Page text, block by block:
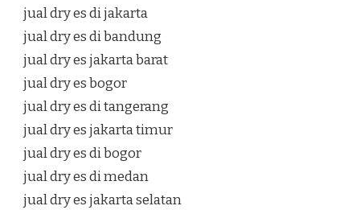
jual dry es di jakarta
jual dry es di bandung
jual dry es jakarta barat
jual dry es bogor
jual dry es di tangerang
jual dry es jakarta timur
jual dry es di bogor
jual dry es di medan
jual dry es jakarta selatan